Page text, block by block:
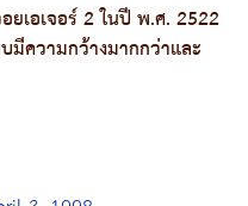
เอเจอร์ 2 ในปี พ.ศ. 2522
มีความกว้างมากกว่าและ